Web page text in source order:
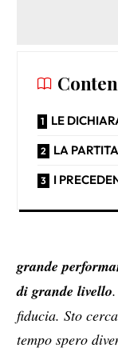
LE
LA PARTITA
I
grande
di grande livello
fiducia. Sto
tempo spero